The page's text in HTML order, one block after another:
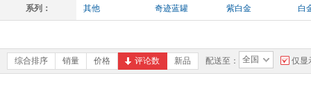
系列： 其他 奇迹蓝罐 紫白金 白
综合排序 销量 价格 评论数 新品 配送至： 全国 仅显